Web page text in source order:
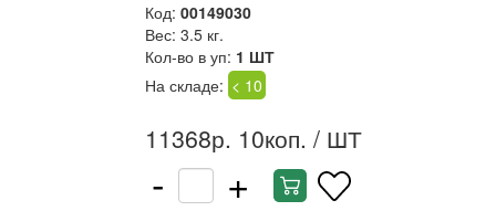
Код: 00149030
Вес: 3.5 кг.
Кол-во в уп: 1 ШТ
На складе: < 10
11368р. 10коп. / ШТ
- +